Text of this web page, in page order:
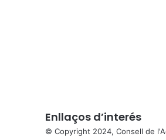
Enllaços d’interés
© Copyright 2024, Consell de